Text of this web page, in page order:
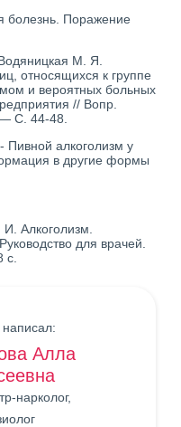
болезнь. Поражение
М. Я.
относящихся к группе
и вероятных больных
// Вопр.
С. 44-48.
Пивной алкоголизм у
в другие формы
Алкоголизм.
для врачей.
Алла
нарколог,